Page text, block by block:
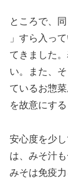
ところで、
」すら入っ
てきました
い。また、
ているお惣
を故意にす
安心度を少
は、みそ汁
みそは免疫